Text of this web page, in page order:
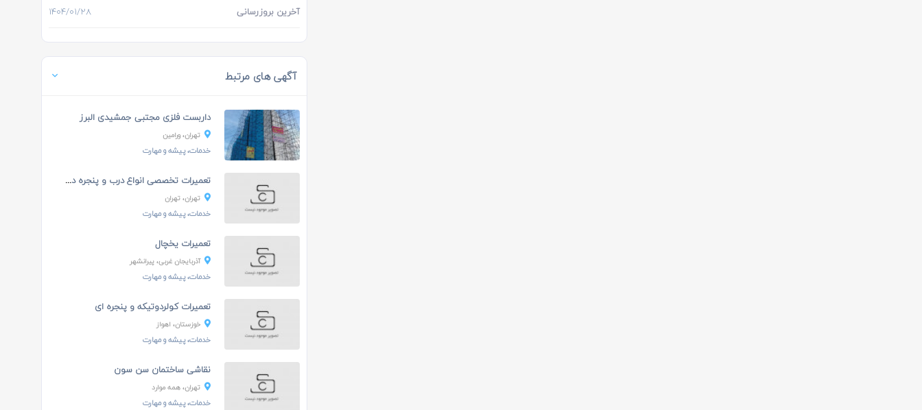
آخرین بروزرسانی ۱۴۰۴/۰۱/۲۸
آگهی های مرتبط
داربست فلزی مجتبی جمشیدی البرز
تهران، ورامين
خدمات، پیشه و مهارت
تعمیرات تخصصی انواع درب و پنجره دو جداره
تهران، تهران
خدمات، پیشه و مهارت
تعمیرات یخچال
آذربایجان غربی، پیرانشهر
خدمات، پیشه و مهارت
تعمیرات کولردوتیکه و پنجره ای
خوزستان، اهواز
خدمات، پیشه و مهارت
نقاشی ساختمان سن سون
تهران، همه موارد
خدمات، پیشه و مهارت